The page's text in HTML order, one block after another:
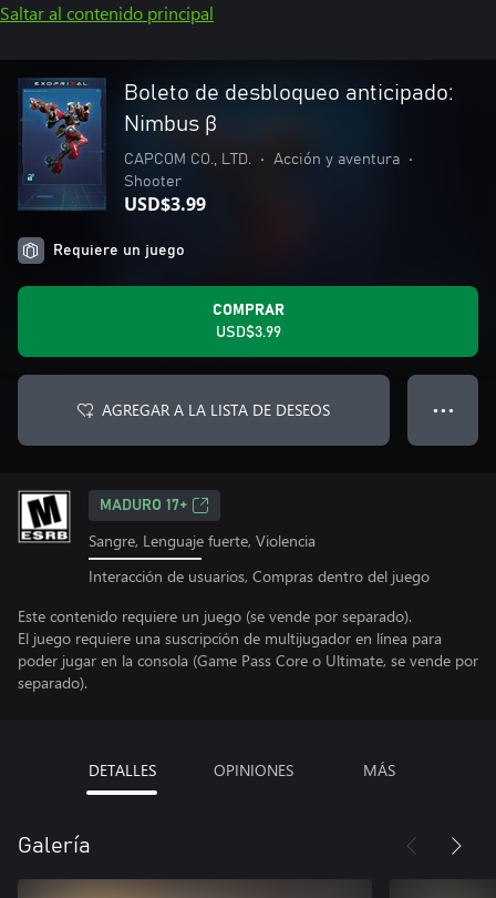
Saltar al contenido principal
Boleto de desbloqueo anticipado:
Nimbus β
CAPCOM CO., LTD. • Acción y aventura
•
Shooter
USD$3.99
Requiere un juego
COMPRAR
USD$3.99
AGREGAR A LA LISTA DE DESEOS ● ● ●
MADURO 17+
Sangre, Lenguaje fuerte, Violencia
Interacción de usuarios, Compras dentro del juego
Este contenido requiere un juego (se vende por separado).
El juego requiere una suscripción de multijugador en línea para
poder jugar en la consola (Game Pass Core o Ultimate, se vende por
separado).
DETALLES OPINIONES MÁS
Galería